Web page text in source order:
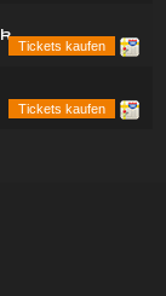
Tickets kaufen
Tickets kaufen